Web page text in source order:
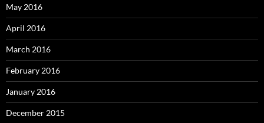
May 2016
April 2016
March 2016
February 2016
January 2016
December 2015